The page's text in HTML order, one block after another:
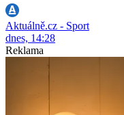
Aktuálně.cz - Sport
dnes, 14:28
Reklama